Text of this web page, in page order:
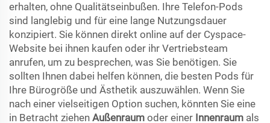
erhalten, ohne Qualitätseinbußen. Ihre Telefon-Pods
sind langlebig und für eine lange Nutzungsdauer
konzipiert. Sie können direkt online auf der Cyspace-
Website bei ihnen kaufen oder ihr Vertriebsteam
anrufen, um zu besprechen, was Sie benötigen. Sie
sollten Ihnen dabei helfen können, die besten Pods für
Ihre Bürogröße und Ästhetik auszuwählen. Wenn Sie
nach einer vielseitigen Option suchen, könnten Sie eine
in Betracht ziehen Außenraum oder einer Innenraum als